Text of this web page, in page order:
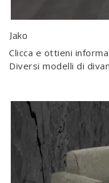
Jako
Clicca e ottieni
Diversi modelli di